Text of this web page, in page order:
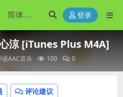
登录
涼 [iTunes Plus M4A]
语AAC音乐 100 0
评论建议